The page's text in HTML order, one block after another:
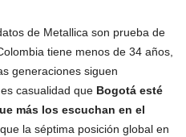
de Metallica son prueba de
tiene menos de 34 años,
generaciones siguen
casualidad que Bogotá esté
más los escuchan en el
la séptima posición global en